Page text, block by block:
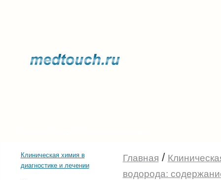
Клиническая химия в
диагностике и лечении
Главная /
водорода: